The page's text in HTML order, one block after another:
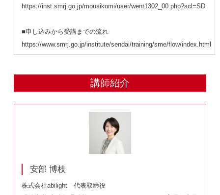
https://inst.smrj.go.jp/mousikomi/user/went1302_00.php?scl=SD
■申し込みから受講までの流れ
https://www.smrj.go.jp/institute/sendai/training/sme/flow/index.html
講師紹介
安部 博枝
株式会社abilight 代表取締役